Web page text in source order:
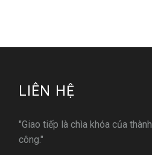
LIÊN HỆ
"Giao tiếp là chìa khóa của thành
công."